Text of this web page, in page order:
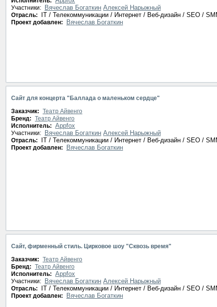
Участники: Вячеслав Богаткин Алексей Нарыжный
Отрасль: IT / Телекоммуникации / Интернет / Веб-дизайн / SEO /
Проект добавлен: Вячеслав Богаткин
Сайт для концерта "Баллада о маленьком сердце"
Заказчик: Театр Айвенго
Бренд: Театр Айвенго
Исполнитель: Appfox
Участники: Вячеслав Богаткин Алексей Нарыжный
Отрасль: IT / Телекоммуникации / Интернет / Веб-дизайн / SEO /
Проект добавлен: Вячеслав Богаткин
Сайт, фирменный стиль. Цирковое шоу "Сквозь время"
Заказчик: Театр Айвенго
Бренд: Театр Айвенго
Исполнитель: Appfox
Участники: Вячеслав Богаткин Алексей Нарыжный
Отрасль: IT / Телекоммуникации / Интернет / Веб-дизайн / SEO /
Проект добавлен: Вячеслав Богаткин